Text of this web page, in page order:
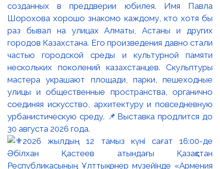
созданных в преддверии юбилея. Имя Павла
Шорохова хорошо знакомо каждому, кто хотя бы
раз бывал на улицах Алматы, Астаны и других
городов Казахстана. Его произведения давно стали
частью городской среды и культурной памяти
нескольких поколений казахстанцев. Скульптуры
мастера украшают площади, парки, пешеходные
улицы и общественные пространства, органично
соединяя искусство, архитектуру и повседневную
урбанистическую среду. 📌Выставка продлится до
30 августа 2026 года.